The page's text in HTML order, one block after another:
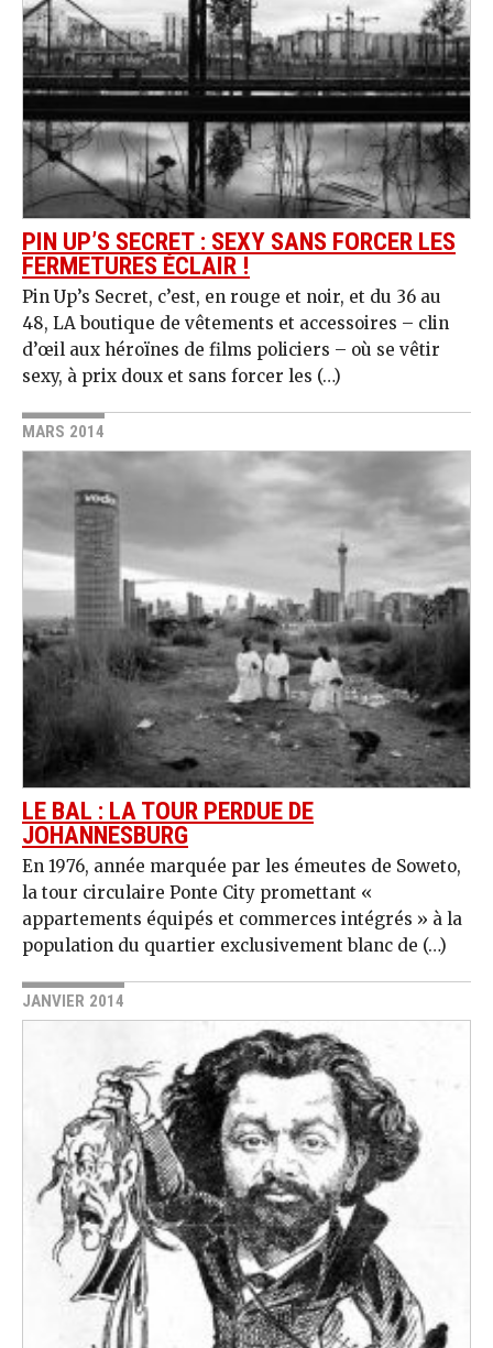
PIN UP’S SECRET : SEXY SANS FORCER LES
FERMETURES ÉCLAIR !
Pin Up’s Secret, c’est, en rouge et noir, et du 36 au
48, LA boutique de vêtements et accessoires – clin
d’œil aux héroïnes de films policiers – où se vêtir
sexy, à prix doux et sans forcer les (…)
MARS 2014
LE BAL : LA TOUR PERDUE DE
JOHANNESBURG
En 1976, année marquée par les émeutes de Soweto,
la tour circulaire Ponte City promettant «
appartements équipés et commerces intégrés » à la
population du quartier exclusivement blanc de (…)
JANVIER 2014